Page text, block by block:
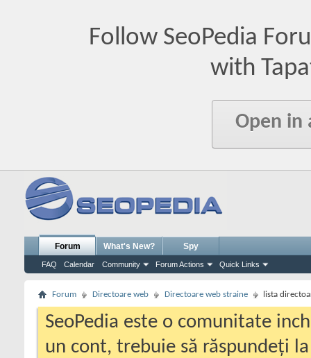
Follow SeoPedia
with
Open in
Forum
FAQ Calendar Community Forum Actions Quick Links
What's New? Spy
Forum Directoare web Directoare web straine lista
SeoPedia este o comunitate
un cont, trebuie să răspundeți